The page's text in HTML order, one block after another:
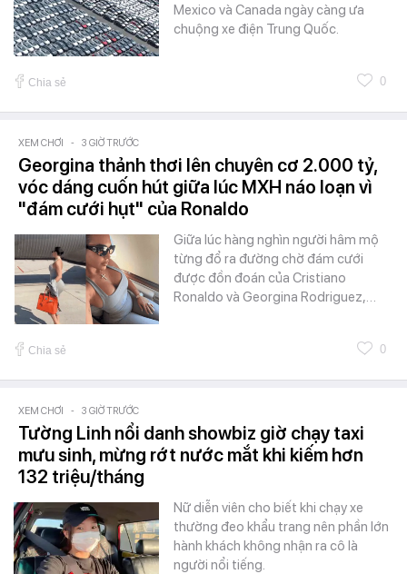
Mexico và Canada ngày càng ưa
chuộng xe điện Trung Quốc.
Chia sẻ 0
XEM CHƠI - 3 GIỜ TRƯỚC
Georgina thảnh thơi lên chuyên cơ 2.000 tỷ,
vóc dáng cuốn hút giữa lúc MXH náo loạn vì
"đám cưới hụt" của Ronaldo
Giữa lúc hàng nghìn người hâm mộ
từng đổ ra đường chờ đám cưới
được đồn đoán của Cristiano
Ronaldo và Georgina Rodriguez,…
Chia sẻ 0
XEM CHƠI - 3 GIỜ TRƯỚC
Tường Linh nổi danh showbiz giờ chạy taxi
mưu sinh, mừng rớt nước mắt khi kiếm hơn
132 triệu/tháng
Nữ diễn viên cho biết khi chạy xe
thường đeo khẩu trang nên phần lớn
hành khách không nhận ra cô là
người nổi tiếng.